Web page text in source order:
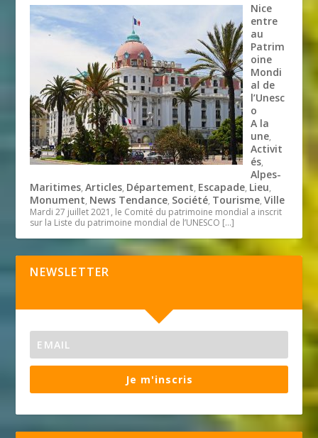
Nice
entre
au
Patrim
oine
Mondi
al de
l’Unesc
o
A la
une,
Activit
és,
Alpes-
Maritimes,Articles, Département, Escapade, Lieu,
Monument, News Tendance, Société, Tourisme,Ville
Mardi 27 juillet 2021, le Comité du patrimoine mondial a inscrit
sur la Liste du patrimoine mondial de l’UNESCO […]
NEWSLETTER
Je m'inscris